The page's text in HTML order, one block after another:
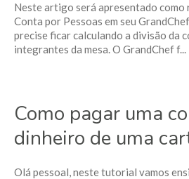
Neste artigo será apresentado como
Conta por Pessoas em seu
precise ficar calculando a divisão da
integrantes da mesa. O GrandChef f...
Como pagar uma
dinheiro de uma
Olá pessoal, neste tutorial vamos